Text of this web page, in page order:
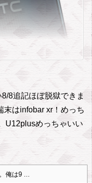
8/8追記ほぼ脱獄できま
末はinfobar xr！めっち
U12plusめっちゃいい
俺は9 ...